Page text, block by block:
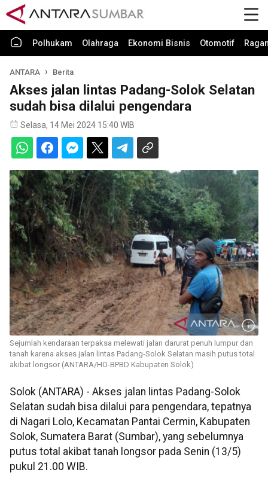
Polhukam Olahraga Ekonomi Bisnis Otomotif
ANTARA Berita
Akses jalan lintas Padang-Solok Selatan
sudah bisa dilalui pengendara
Selasa, 14 Mei 2024 15:40 WIB
Sejumlah kendaraan terpaksa melewati jalan darurat penuh lumpur dan
tanah karena akses jalan lintas Padang-Solok Selatan masih putus total
akibat longsor (ANTARA/HO-BPBD Kabupaten Solok)
Solok (ANTARA) - Akses jalan lintas Padang-Solok
Selatan sudah bisa dilalui para pengendara, tepatnya
di Nagari Lolo, Kecamatan Pantai Cermin, Kabupaten
Solok, Sumatera Barat (Sumbar), yang sebelumnya
putus total akibat tanah longsor pada Senin (13/5)
pukul 21.00 WIB.